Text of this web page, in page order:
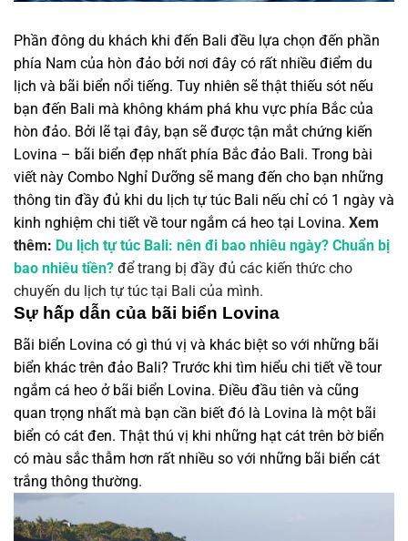
Phần đông du khách khi đến Bali đều lựa chọn đến phần
phía Nam của hòn đảo bởi nơi đây có rất nhiều điểm du
lịch và bãi biển nổi tiếng. Tuy nhiên sẽ thật thiếu sót nếu
bạn đến Bali mà không khám phá khu vực phía Bắc của
hòn đảo. Bởi lẽ tại đây, bạn sẽ được tận mắt chứng kiến
Lovina – bãi biển đẹp nhất phía Bắc đảo Bali. Trong bài
viết này Combo Nghỉ Dưỡng sẽ mang đến cho bạn những
thông tin đầy đủ khi du lịch tự túc Bali nếu chỉ có 1 ngày và
kinh nghiệm chi tiết về tour ngắm cá heo tại Lovina. Xem
thêm: Du lịch tự túc Bali: nên đi bao nhiêu ngày? Chuẩn bị
bao nhiêu tiền? để trang bị đầy đủ các kiến thức cho
chuyến du lịch tự túc tại Bali của mình.
Sự hấp dẫn của bãi biển Lovina
Bãi biển Lovina có gì thú vị và khác biệt so với những bãi
biển khác trên đảo Bali? Trước khi tìm hiểu chi tiết về tour
ngắm cá heo ở bãi biển Lovina. Điều đầu tiên và cũng
quan trọng nhất mà bạn cần biết đó là Lovina là một bãi
biển có cát đen. Thật thú vị khi những hạt cát trên bờ biển
có màu sắc thẫm hơn rất nhiều so với những bãi biển cát
trắng thông thường.